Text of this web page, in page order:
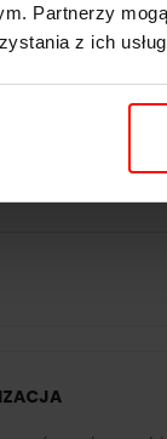
Partnerzy
z ich